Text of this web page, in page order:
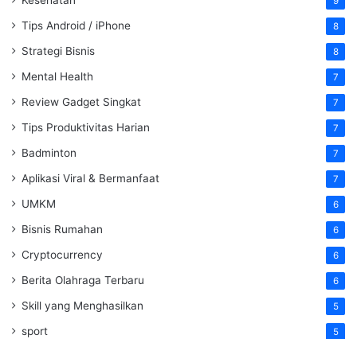
Tips Android / iPhone 8
Strategi Bisnis 8
Mental Health 7
Review Gadget Singkat 7
Tips Produktivitas Harian 7
Badminton 7
Aplikasi Viral & Bermanfaat 7
UMKM 6
Bisnis Rumahan 6
Cryptocurrency 6
Berita Olahraga Terbaru 6
Skill yang Menghasilkan 5
sport 5